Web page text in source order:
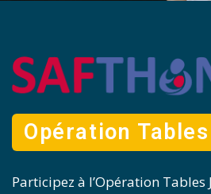
Opération
Participez à l’Opération Tables